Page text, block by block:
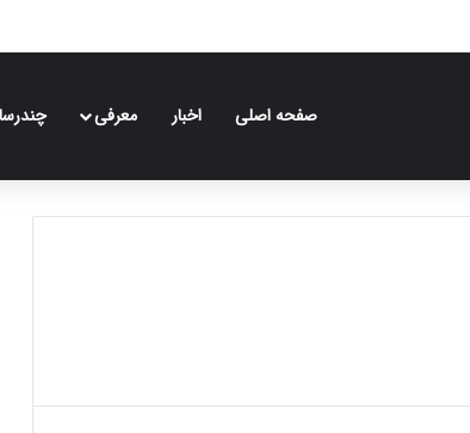
صفحه اصلی اخبار معرفی